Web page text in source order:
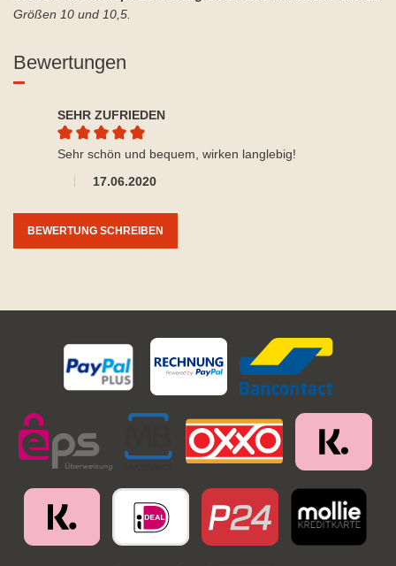
Größen 10 und 10,5.
Bewertungen
SEHR ZUFRIEDEN
Durchschnittliche Bewertung von 5 von 5 Sternen
17.06.2020
Sehr schön und bequem, wirken langlebig!
BEWERTUNG SCHREIBEN